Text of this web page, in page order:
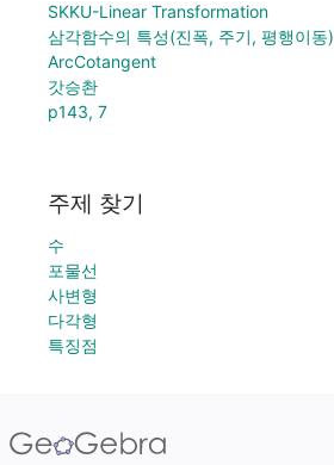
SKKU-Linear Transformation
삼각함수의 특성(진폭, 주기, 평행이동)
ArcCotangent
갓승촨
p143, 7
주제 찾기
수
포물선
사변형
다각형
특징점